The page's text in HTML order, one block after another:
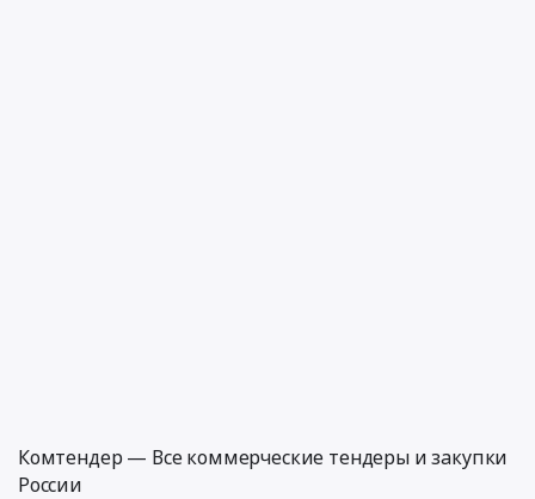
Комтендер — Все коммерческие тендеры и закупки
России